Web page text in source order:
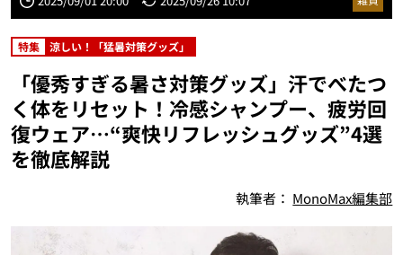
特集 涼しい！「猛暑対策グッズ」
「優秀すぎる暑さ対策グッズ」汗でべたつ
く体をリセット！冷感シャンプー、疲労回
復ウェア…“爽快リフレッシュグッズ”4選
を徹底解説
執筆者： MonoMax編集部